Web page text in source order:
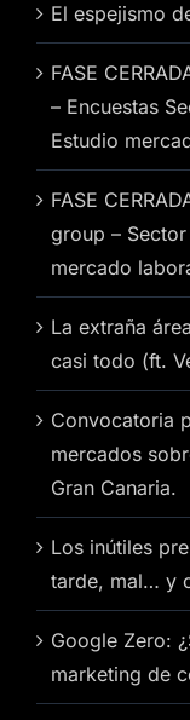
El espejismo
FASE
– Encuestas
Estudio
FASE
group –
mercado
La extraña
casi todo (ft.
Convocatoria
mercados
Gran Canaria.
Los inútiles
tarde, mal… y
Google Zero:
marketing de